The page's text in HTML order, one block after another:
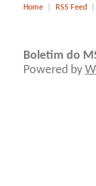
Home RSS Feed
Boletim do
Powered by